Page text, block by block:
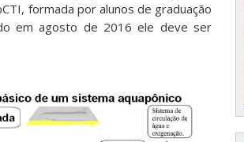
formada por alunos de graduação
em agosto de 2016 ele deve ser